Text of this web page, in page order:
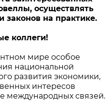
осуществлять
законов на практике.
коллеги!
мире особое
национальной
развития экономики,
интересов
международных связей.